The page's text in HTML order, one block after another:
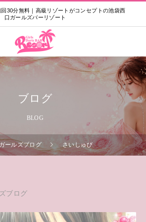
回30分無料｜高級リゾートがコンセプトの池袋西
口ガールズバーリゾート
ブログ
BLOG
ールズブログ さいしゅび
ブログ